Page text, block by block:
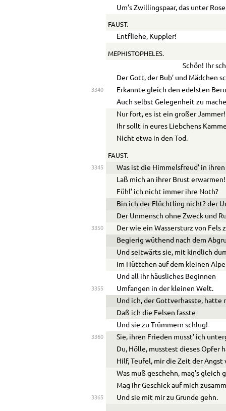
Um’s Zwillingspaar, das unter
FAUST.
Entfliehe, Kuppler!
MEPHISTOPHELES.
Schön! Ihr
Der Gott, der Bub’ und Mädchen
3340
Erkannte gleich den edelsten
Auch selbst Gelegenheit zu
Nur fort, es ist ein großer Jammer!
Ihr sollt in eures Liebchens
Nicht etwa in den Tod.
FAUST.
3345
Was ist die Himmelsfreud’ in
Laß mich an ihrer Brust erwarmen!
Fühl’ ich nicht immer ihre Noth?
Bin ich der Flüchtling nicht? der
Der Unmensch ohne Zweck und
3350
Der wie ein Wassersturz von Fels
Begierig wüthend nach dem
Und seitwärts sie, mit kindlich
Im Hüttchen auf dem kleinen
Und all ihr häusliches Beginnen
3355
Umfangen in der kleinen Welt.
Und ich, der Gottverhasste, hatte
Daß ich die Felsen fasste
Und sie zu Trümmern schlug!
3360
Sie, ihren Frieden musst’ ich
Du, Hölle, musstest dieses Opfer
Hilf, Teufel, mir die Zeit der Angst
Was muß geschehn, mag’s gleich
Mag ihr Geschick auf mich
3365 Und sie mit mir zu Grunde gehn.